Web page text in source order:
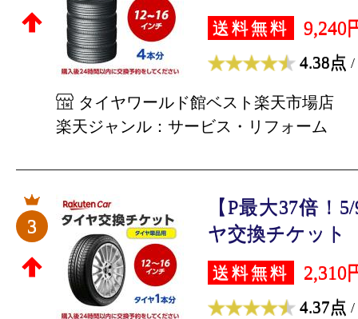
送料無料 9,240
4.38点 /
タイヤワールド館ベスト楽天市場店
楽天ジャンル：サービス・リフォーム
3
【P最大37倍！
ヤ交換チケット
送料無料 2,310
4.37点 /